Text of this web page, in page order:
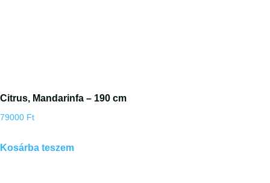
Citrus, Mandarinfa – 190 cm
79000 Ft
Kosárba teszem